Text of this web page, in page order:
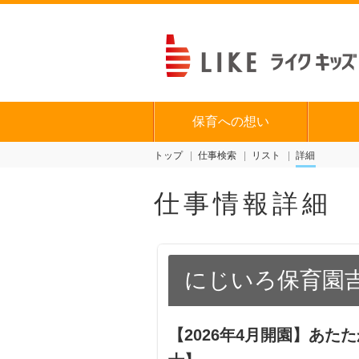
保育への想い
トップ 仕事検索 リスト 詳細
仕事情報詳細
にじいろ保育園
【2026年4月開園】あた